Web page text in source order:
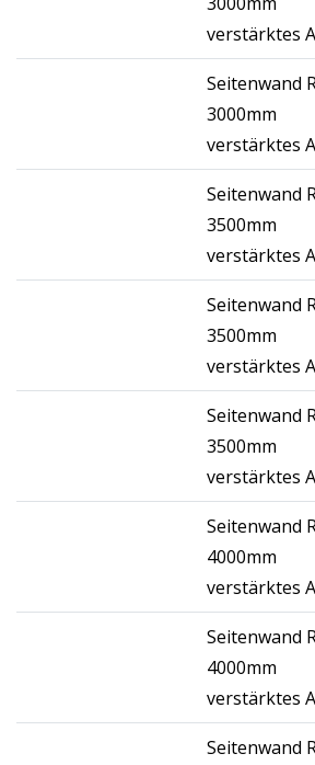
verstärktes
Seitenwand
3000mm
verstärktes
Seitenwand
3500mm
verstärktes
Seitenwand
3500mm
verstärktes
Seitenwand
3500mm
verstärktes
Seitenwand
4000mm
verstärktes
Seitenwand
4000mm
verstärktes
Seitenwand